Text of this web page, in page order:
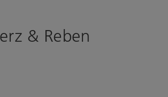
& Reben